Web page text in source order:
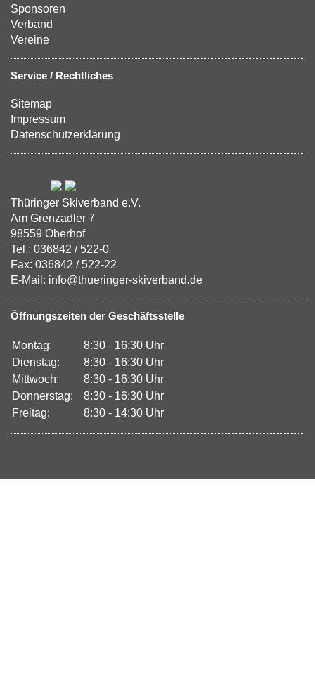
Sponsoren
Verband
Vereine
Service / Rechtliches
Sitemap
Impressum
Datenschutzerklärung
Thüringer Skiverband e.V.
Am Grenzadler 7
98559 Oberhof
Tel.: 036842 / 522-0
Fax: 036842 / 522-22
E-Mail: info@thueringer-skiverband.de
Öffnungszeiten der Geschäftsstelle
Montag:
8:30 - 16:30 Uhr
Dienstag:
8:30 - 16:30 Uhr
Mittwoch:
8:30 - 16:30 Uhr
Donnerstag:
8:30 - 16:30 Uhr
Freitag:
8:30 - 14:30 Uhr